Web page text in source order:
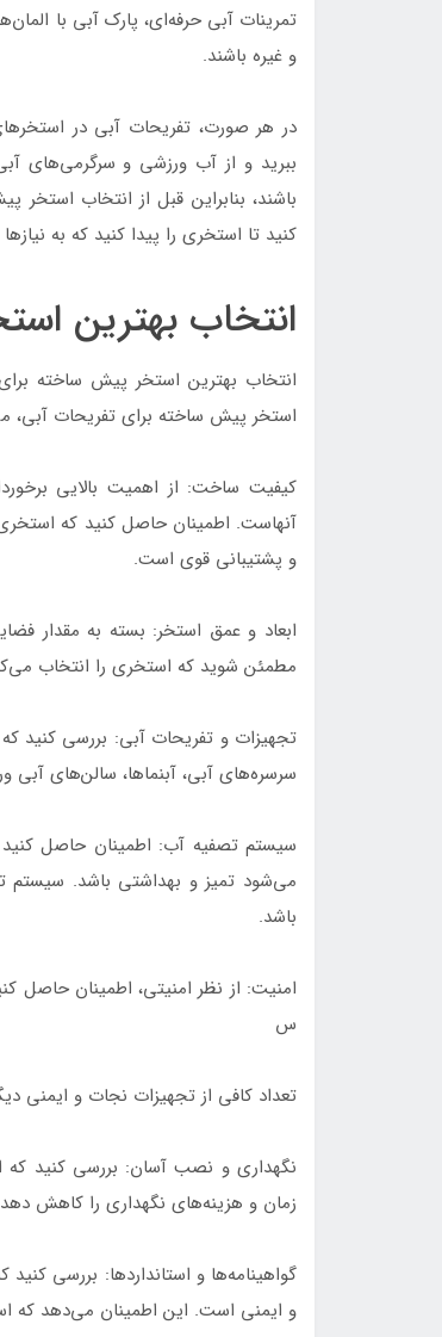
تمرینات آبی حرفه‌ای، پارک آبی با
و غیره باشند.
در هر صورت، تفریحات آبی در
ببرید و از آب ورزشی و سرگرمی‌های
باشند، بنابراین قبل از انتخاب
کنید تا استخری را پیدا کنید که به
انتخاب بهترین
انتخاب بهترین استخر پیش ساخته
استخر پیش ساخته برای تفریحات آبی،
کیفیت ساخت: از اهمیت بالایی
آنهاست. اطمینان حاصل کنید که
و پشتیبانی قوی است.
ابعاد و عمق استخر: بسته به مقدار
مطمئن شوید که استخری را انتخاب
تجهیزات و تفریحات آبی: بررسی کنید
سرسره‌های آبی، آبنماها، سالن‌های
سیستم تصفیه آب: اطمینان حاصل
می‌شود تمیز و بهداشتی باشد. سیستم
باشد.
امنیت: از نظر امنیتی، اطمینان حاصل
س
تعداد کافی از تجهیزات نجات و ایمنی
نگهداری و نصب آسان: بررسی کنید که
زمان و هزینه‌های نگهداری را کاهش
گواهینامه‌ها و استانداردها: بررسی
و ایمنی است. این اطمینان می‌دهد که